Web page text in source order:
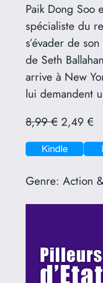
Paik Dong Soo
spécialiste du
s’évader de
de Seth
arrive à New
lui demandent
8,99 €2,49 €
Genre: Action